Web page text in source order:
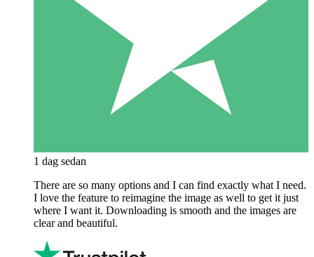
1 dag sedan
There are so many options and I can find exactly what I need.
I love the feature to reimagine the image as well to get it just
where I want it. Downloading is smooth and the images are
clear and beautiful.